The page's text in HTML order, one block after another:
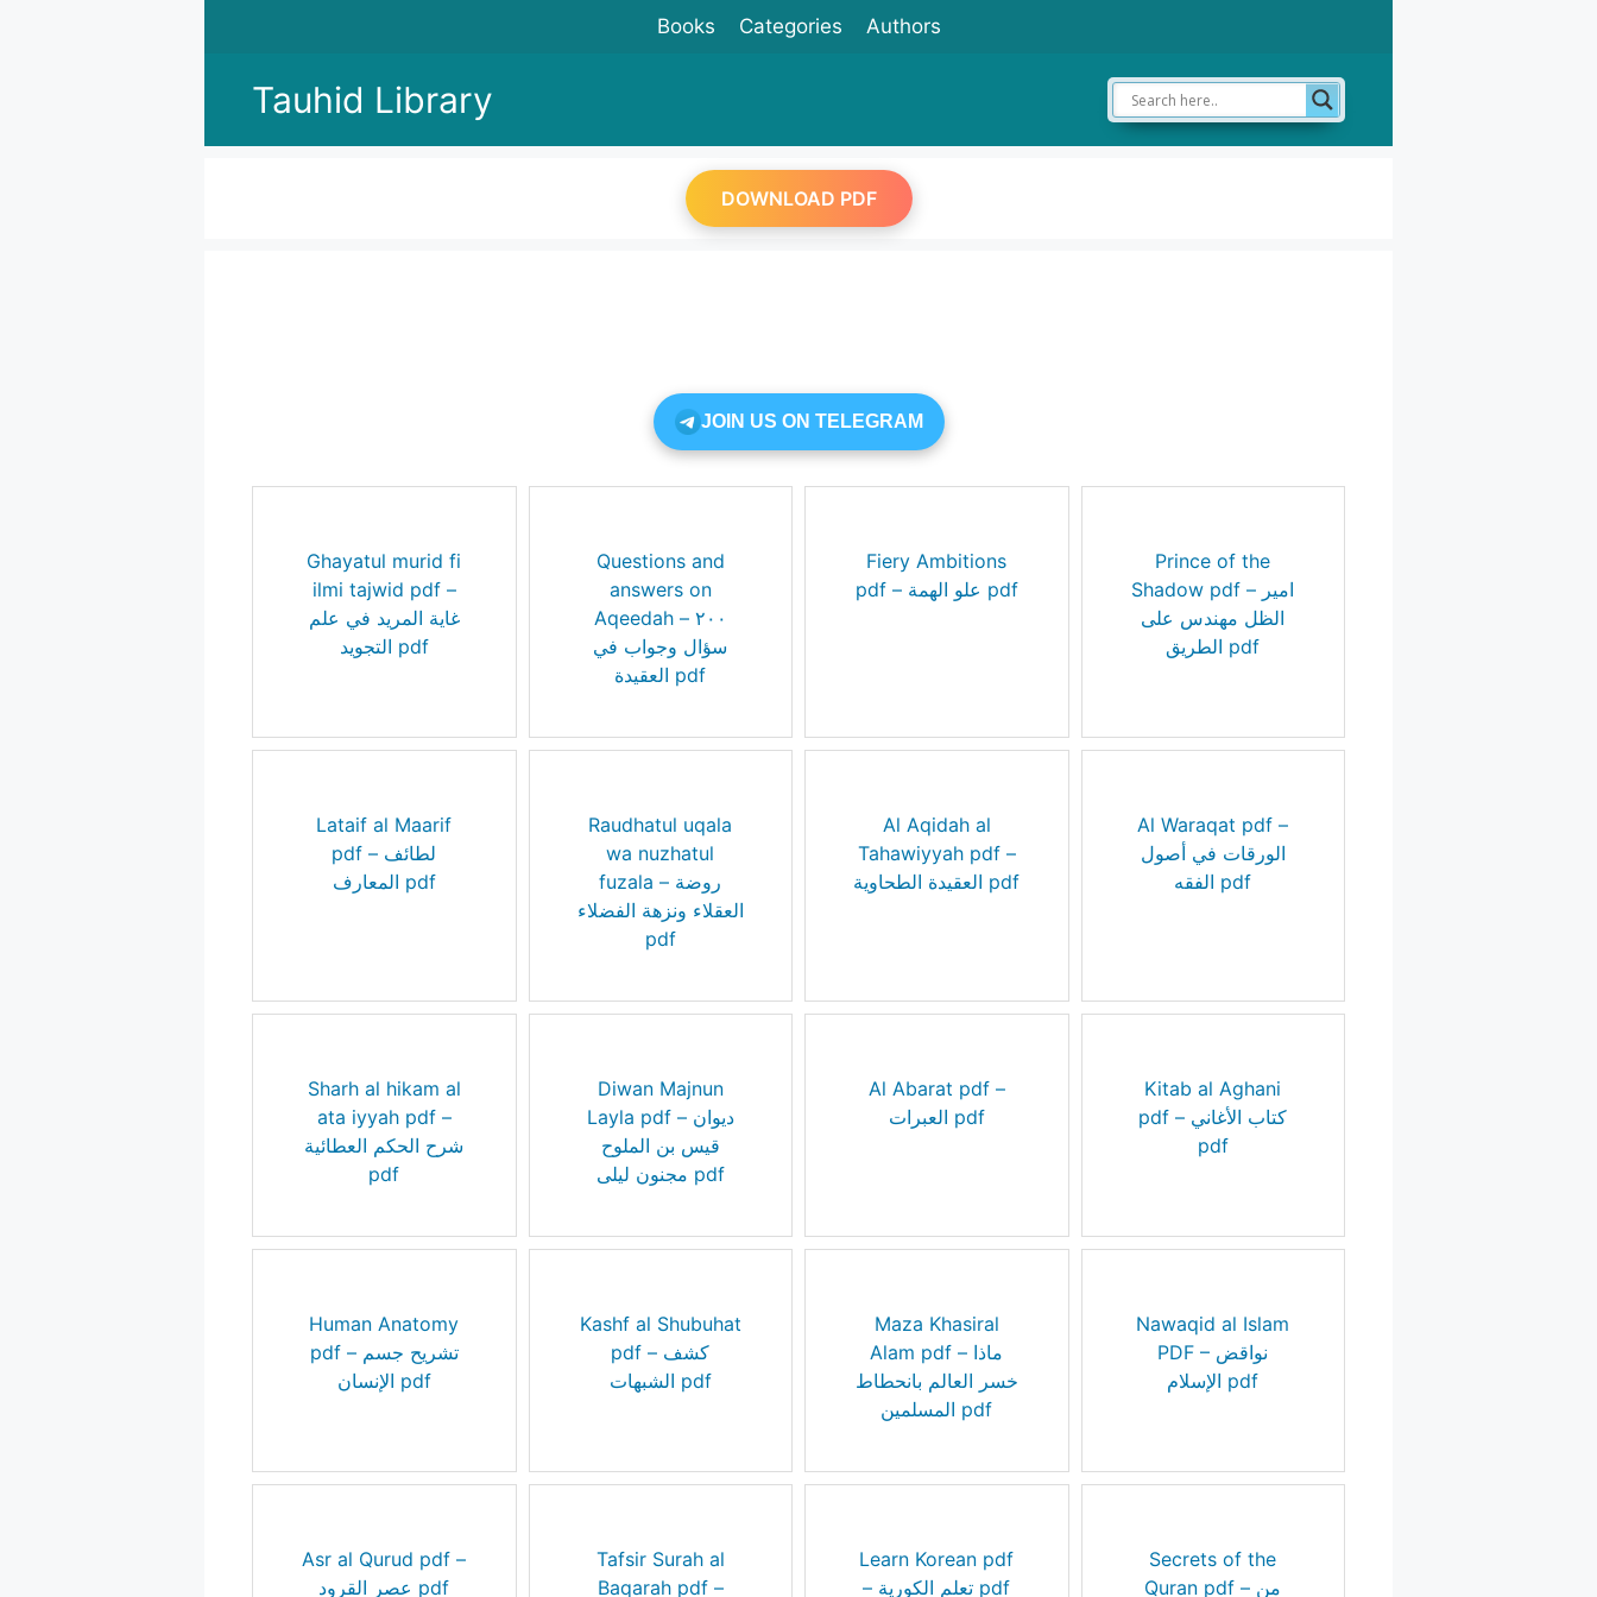
Books Categories Authors
Tauhid Library
DOWNLOAD PDF
JOIN US ON TELEGRAM
Ghayatul murid fi
ilmi tajwid pdf –
غاية المريد في علم
التجويد pdf
Questions and
answers on
Aqeedah – ٢٠٠
سؤال وجواب في
العقيدة pdf
Fiery Ambitions
pdf – علو الهمة pdf
Prince of the
Shadow pdf – امير
الظل مهندس على
الطريق pdf
Lataif al Maarif
pdf – لطائف
المعارف pdf
Raudhatul uqala
wa nuzhatul
fuzala – روضة
العقلاء ونزهة الفضلاء
pdf
Al Aqidah al
Tahawiyyah pdf –
العقيدة الطحاوية pdf
Al Waraqat pdf –
الورقات في أصول
الفقه pdf
Sharh al hikam al
ata iyyah pdf –
شرح الحكم العطائية
pdf
Diwan Majnun
Layla pdf – ديوان
قيس بن الملوح
مجنون ليلى pdf
Al Abarat pdf –
العبرات pdf
Kitab al Aghani
pdf – كتاب الأغاني
pdf
Human Anatomy
pdf – تشريح جسم
الإنسان pdf
Kashf al Shubuhat
pdf – كشف
الشبهات pdf
Maza Khasiral
Alam pdf – ماذا
خسر العالم بانحطاط
المسلمين pdf
Nawaqid al Islam
PDF – نواقض
الإسلام pdf
Asr al Qurud pdf –
عصر القرود pdf
Tafsir Surah al
Baqarah pdf –
Learn Korean pdf
– تعلم الكورية pdf
Secrets of the
Quran pdf – من